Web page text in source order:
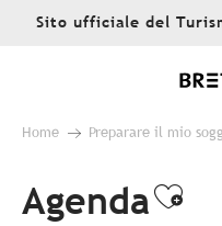
AllerSito ufficiale del
Home Preparare il mio
Agenda